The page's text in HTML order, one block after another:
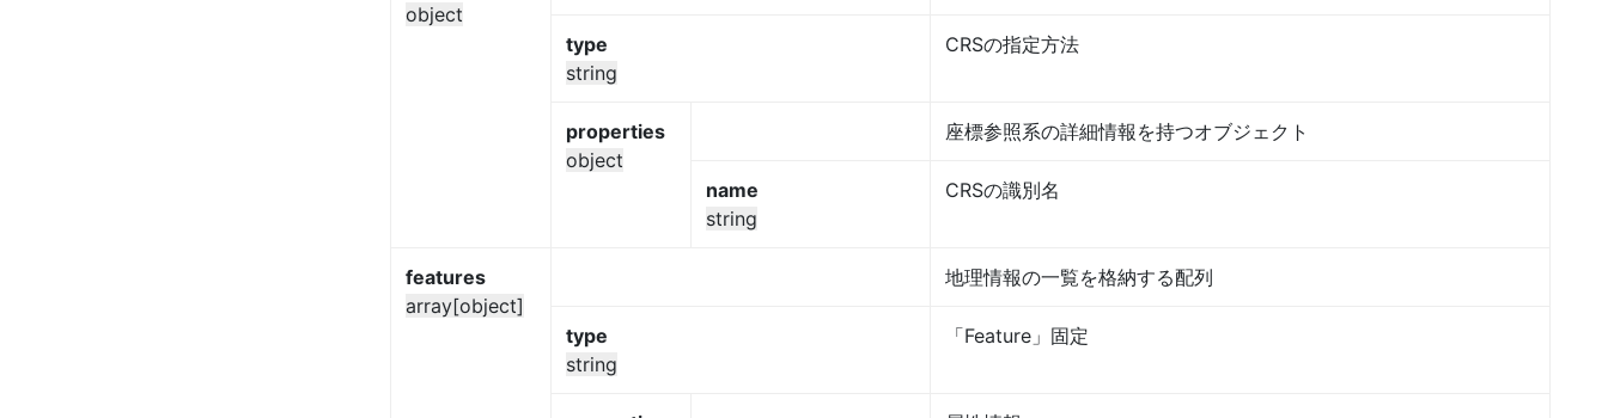
object
type
string
CRSの指定方法
properties
object
座標参照系の詳細情報を持つオブジェクト
name
string
CRSの識別名
features
array[object]
地理情報の一覧を格納する配列
type
string
「Feature」固定